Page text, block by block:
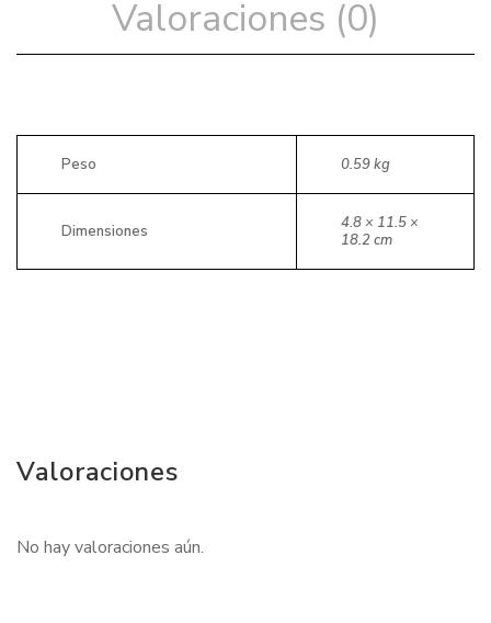
Valoraciones (0)
Peso 0.59 kg
Dimensiones
4.8 × 11.5 ×
18.2 cm
Valoraciones
No hay valoraciones aún.